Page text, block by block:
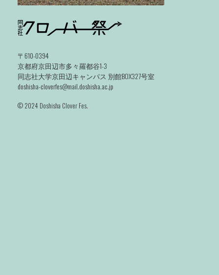
〒610-0394
京都府京田辺市多々羅都谷1-3
同志社大学京田辺キャンパス 別館BOX327号室
doshisha-cloverfes@mail.doshisha.ac.jp
©️ 2024 Doshisha Clover Fes.